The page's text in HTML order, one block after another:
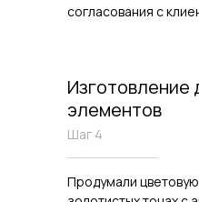
согласования с
Изготовление
элементов
Шаг 4
Продумали